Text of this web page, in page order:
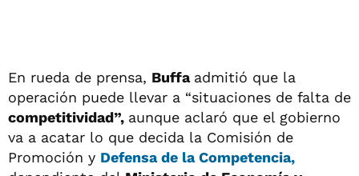
En rueda de prensa, Buffa admitió que la
operación puede llevar a “situaciones de falta de
competitividad”, aunque aclaró que el gobierno
va a acatar lo que decida la Comisión de
Promoción y Defensa de la Competencia,